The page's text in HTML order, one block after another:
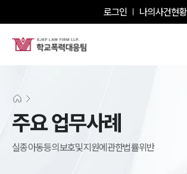
로그인 나의사건현황
주요 업무사례
실종아동등의보호및지원에관한법률위반